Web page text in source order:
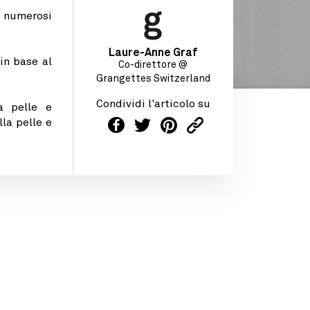
base al
pelle e
pelle e
Laure-Anne Graf
Co-direttore @
Grangettes Switzerland
Condividi l'articolo su